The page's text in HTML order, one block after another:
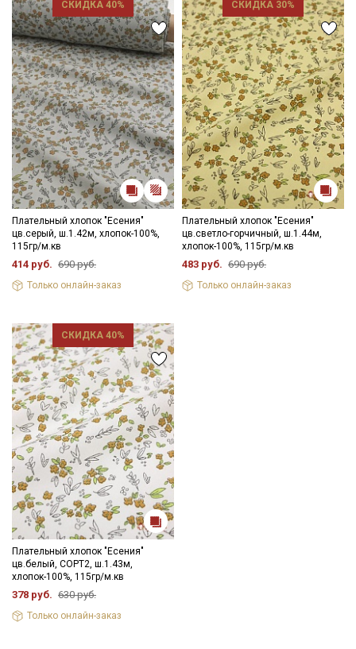
СКИДКА 40%
Плательный хлопок "Есения"
цв.серый, ш.1.42м, хлопок-100%,
115гр/м.кв
414 руб. 690 руб.
Только онлайн-заказ
СКИДКА 30%
Плательный хлопок "Есения"
цв.светло-горчичный, ш.1.44м,
хлопок-100%, 115гр/м.кв
483 руб. 690 руб.
Только онлайн-заказ
СКИДКА 40%
Плательный хлопок "Есения"
цв.белый, СОРТ2, ш.1.43м,
хлопок-100%, 115гр/м.кв
378 руб. 630 руб.
Только онлайн-заказ
Секретная рассылка от Купава
Мы публикуем здесь дополнительные
промокоды и скидки до 30% на узкие
категории тканей
Электронная почта
Подписаться
Ознакомлен(а) с
Политикой обработки персональных
данныхи даюСогласие на обработку персональных
данных
ДаюСогласие на получение рекламных и
информационных рассылок